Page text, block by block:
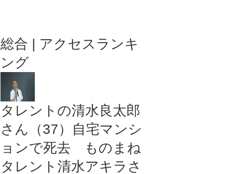
総合 | アクセスランキ
ング
タレントの清水良太郎
さん（37）自宅マンシ
ョンで死去 ものまね
タレント清水アキラさ